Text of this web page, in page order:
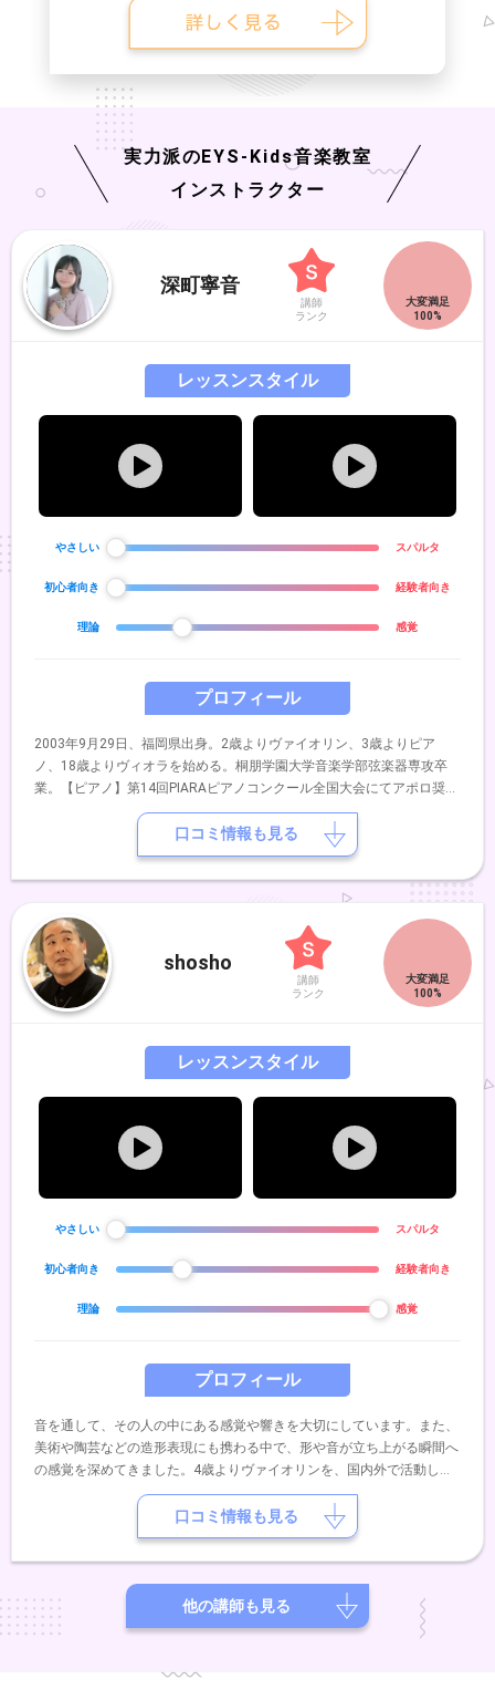
実力派のEYS-Kids音楽教室
インストラクター
深町寧音
講師
ランク
プロフィール
2003年9月29日、福岡県出身。2歳よりヴァイオリン、3歳よりピア
ノ、18歳よりヴィオラを始める。桐朋学園大学音楽学部弦楽器専攻卒
業。【ピアノ】第14回PIARAピアノコンクール全国大会にてアポロ奨励
賞受賞。第12回ショパン国際ピアノコンクール in ASIA 全国大会出場。
【ヴァイオリン】第69回全日本学生音楽コンクール北九州大会第2位、
及び全国大会入選。第25～28回日本クラシック音楽コンクール全国大
長賞受賞。第5回浦川宜也ヴァイオリンセミナーIN福岡受講生。2021年
に「Nene Fantasy Concert」、2025年にデュオリサイタル「Stellato
Duo」を主催。同年、ミヒャール・マチャシチック氏のマスタークラス
を受講。これまでにヴァイオリンを原田絵理、貞国克己、浦川宜也、藤
原望、三木妙子、西和田ゆう、久保田巧、久保良治の各氏に、副科ピア
ノを貞国真由美、古賀千恵、阿部美果子の各氏に、副科ヴィオラを佐々
井上渚、木村徹、池田菊衛の各氏に師事。
レッスンスタイル
やさしい スパルタ
初心者向き 経験者向き
理論 感覚
口コミ情報も見る
shosho
講師
ランク
プロフィール
音を通して、その人の中にある感覚や響きを大切にしています。また、
美術や陶芸などの造形表現にも携わる中で、形や音が立ち上がる瞬間へ
の感覚を深めてきました。4歳よりヴァイオリンを、国内外で活動して
いた祖父の流れを受け継ぐ母のもとで学び、5歳よりピアノとソルフェ
ージュを学びました。その後はギター・ベース・ドラム・キーボードな
ど、ジャンルにとらわれず音楽に触れてきました。ピアノバーでの演奏
や、コンサートでのアンサンブル、自作曲の演奏など、日常の中で表現
活動を行っています。即興性や場の空気との対話を大切にしながら、音
を「生きたもの」として捉えた演奏を重ねてきました。レッスンでは、
正解に急ぐのではなく、その方の中にある感覚や表現が自然に立ち上が
す。安心して、ご自身のペースで音と向き合える時間をサポートいたし
レッスンスタイル
やさしい スパルタ
初心者向き 経験者向き
理論 感覚
口コミ情報も見る
他の講師も見る